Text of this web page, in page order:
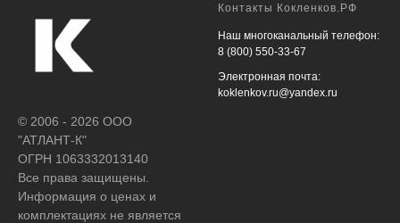
© 2006 - 2026 ООО
"АТЛАНТ-К"
ОГРН 1063332013140
Все права защищены.
Информация о ценах и
комплектациях не является
Контакты Кокленков.РФ
Наш многоканальный телефон:
8 (800) 550-33-67
Электронная почта:
koklenkov.ru@yandex.ru